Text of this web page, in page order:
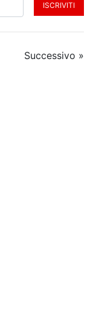
ISCRIVITI
Successivo »